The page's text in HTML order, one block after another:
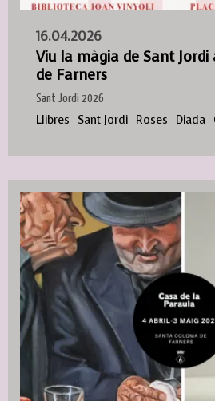
16.04.2026
Viu la màgia de Sant
de Farners
Sant Jordi 2026
Llibres Sant Jordi Roses Diada